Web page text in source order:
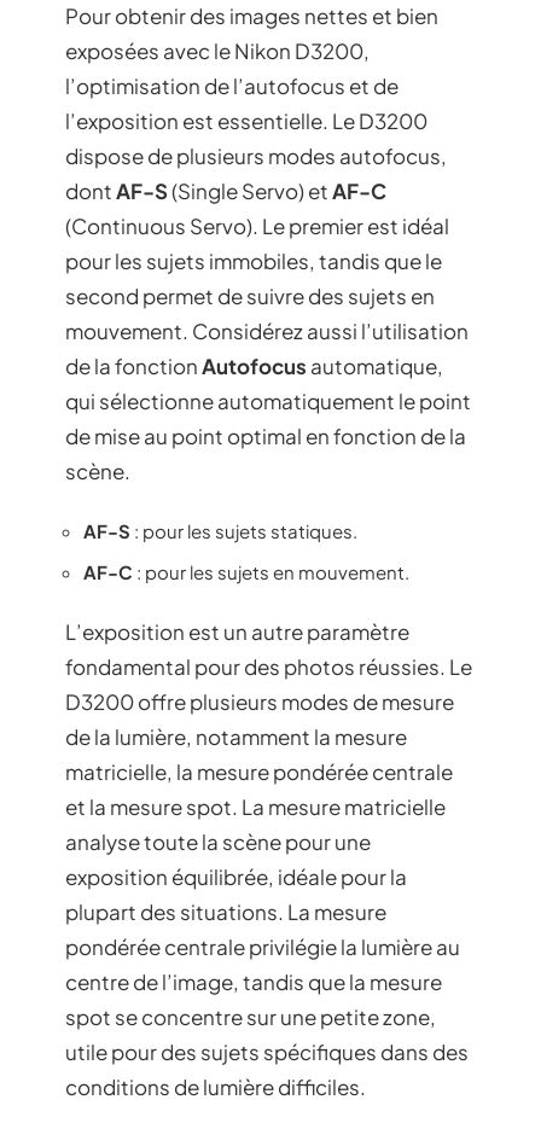
Pour obtenir des images nettes et bien
exposées avec le Nikon D3200,
l’optimisation de l’autofocus et de
l’exposition est essentielle. Le D3200
dispose de plusieurs modes autofocus,
dontAF-S(Single Servo) etAF-C
(Continuous Servo). Le premier est idéal
pour les sujets immobiles, tandis que le
second permet de suivre des sujets en
mouvement. Considérez aussi l’utilisation
de la fonctionAutofocus automatique,
qui sélectionne automatiquement le point
de mise au point optimal en fonction de la
scène.
AF-S : pour les sujets statiques.
AF-C : pour les sujets en mouvement.
L’exposition est un autre paramètre
fondamental pour des photos réussies. Le
D3200 offre plusieurs modes de mesure
de la lumière, notamment la mesure
matricielle, la mesure pondérée centrale
et la mesure spot. La mesure matricielle
analyse toute la scène pour une
exposition équilibrée, idéale pour la
plupart des situations. La mesure
pondérée centrale privilégie la lumière au
centre de l’image, tandis que la mesure
spot se concentre sur une petite zone,
utile pour des sujets spécifiques dans des
conditions de lumière difficiles.